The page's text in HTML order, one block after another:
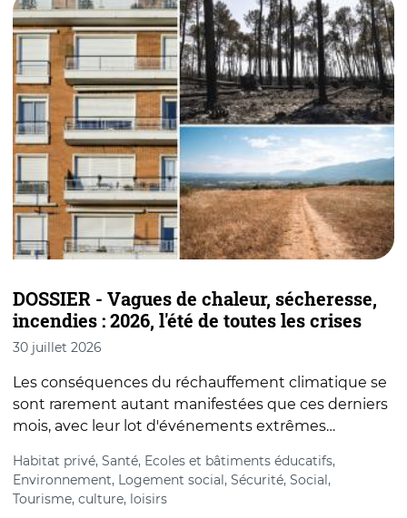
DOSSIER - Vagues de chaleur, sécheresse,
incendies : 2026, l'été de toutes les crises
30 juillet 2026
Les conséquences du réchauffement climatique se
sont rarement autant manifestées que ces derniers
mois, avec leur lot d'événements extrêmes…
Habitat privé, Santé, Ecoles et bâtiments éducatifs,
Environnement, Logement social, Sécurité, Social,
Tourisme, culture, loisirs